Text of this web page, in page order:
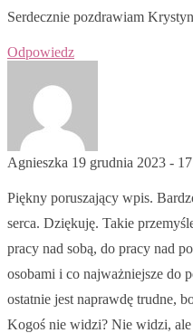
Serdecznie pozdrawiam
Odpowiedz
Agnieszka 19 grudnia 2023 -
Piękny poruszający wpis.
serca. Dziękuję. Takie
pracy nad sobą, do pracy nad
osobami i co najważniejsze do
ostatnie jest naprawdę trudne,
Kogoś nie widzi? Nie widzi, ale